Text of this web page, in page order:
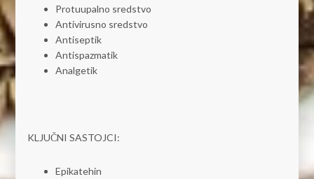
Protuupalno sredstvo
Antivirusno sredstvo
Antiseptik
Antispazmatik
Analgetik
KLJUČNI SASTOJCI:
Epikatehin